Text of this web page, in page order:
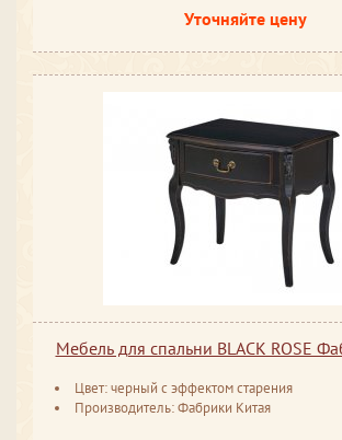
Уточняйте цену
Мебель для спальни BLACK ROSE
Цвет: черный с эффектом старения
Производитель: Фабрики Китая